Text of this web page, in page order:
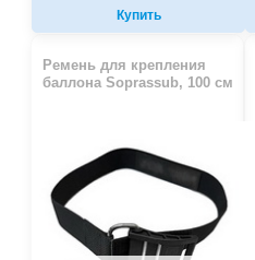
Купить
Ремень для крепления
баллона Soprassub, 100 см